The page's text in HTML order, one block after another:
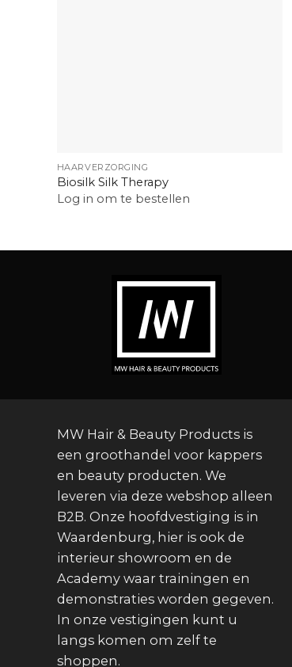
HAARVERZORGING
Biosilk Silk Therapy
Log in om te bestellen
MW Hair & Beauty Products is
een groothandel voor kappers
en beauty producten. We
leveren via deze webshop alleen
B2B. Onze hoofdvestiging is in
Waardenburg, hier is ook de
interieur showroom en de
Academy waar trainingen en
demonstraties worden gegeven.
In onze vestigingen kunt u
langs komen om zelf te
shoppen.